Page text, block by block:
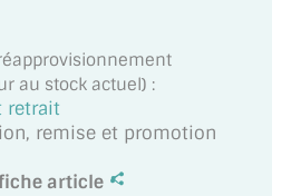
au stock actuel) :
retrait
remise et promotion
article